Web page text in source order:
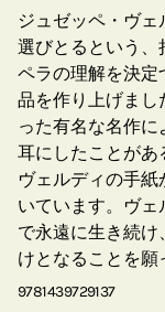
ジュゼッペ・ヴェ
選びとるという、
ペラの理解を決定
品を作り上げまし
った有名な名作に
耳にしたことがあ
ヴェルディの手
いています。ヴ
で永遠に生き続
けとなることを願
9781439729137